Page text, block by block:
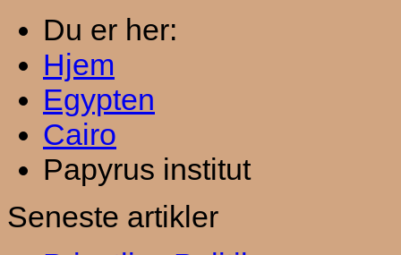
Du er her:
Hjem
Egypten
Cairo
Papyrus institut
Seneste artikler